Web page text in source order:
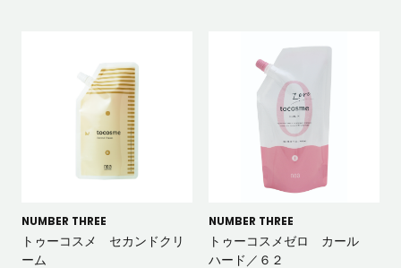
NUMBER THREE
トゥーコスメ セカンドクリ
ーム
NUMBER THREE
トゥーコスメゼロ カール
ハード／６２